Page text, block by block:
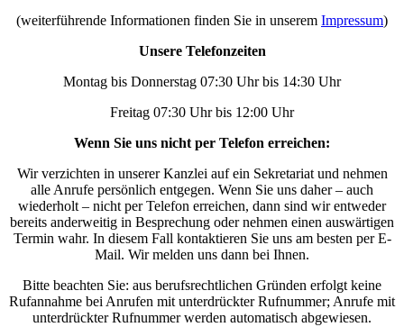
(weiterführende Informationen finden Sie in unserem Impressum)
Unsere Telefonzeiten
Montag bis Donnerstag 07:30 Uhr bis 14:30 Uhr
Freitag 07:30 Uhr bis 12:00 Uhr
Wenn Sie uns nicht per Telefon erreichen:
Wir verzichten in unserer Kanzlei auf ein Sekretariat und nehmen
alle Anrufe persönlich entgegen. Wenn Sie uns daher – auch
wiederholt – nicht per Telefon erreichen, dann sind wir entweder
bereits anderweitig in Besprechung oder nehmen einen auswärtigen
Termin wahr. In diesem Fall kontaktieren Sie uns am besten per E-
Mail. Wir melden uns dann bei Ihnen.
Bitte beachten Sie: aus berufsrechtlichen Gründen erfolgt keine
Rufannahme bei Anrufen mit unterdrückter Rufnummer; Anrufe mit
unterdrückter Rufnummer werden automatisch abgewiesen.